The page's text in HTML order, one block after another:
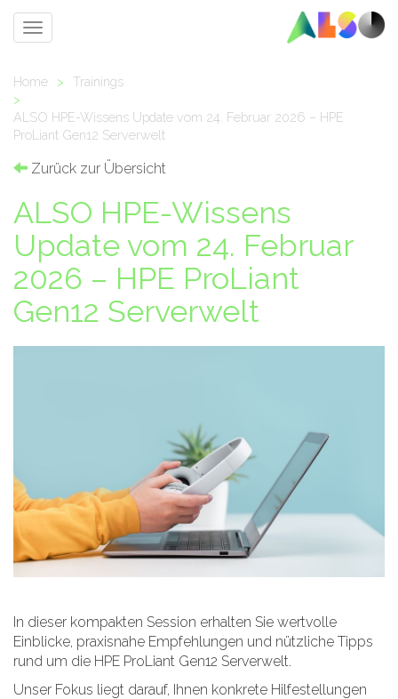
Toggle
Home >
Trainings
>
ALSO HPE-Wissens Update vom 24. Februar 2026 – HPE
ProLiant Gen12 Serverwelt
Zurück zur Übersicht
ALSO HPE-Wissens
Update vom 24. Februar
2026 – HPE ProLiant
Gen12 Serverwelt
In dieser kompakten Session erhalten Sie wertvolle
Einblicke, praxisnahe Empfehlungen und nützliche Tipps
rund um die HPE ProLiant Gen12 Serverwelt.
Unser Fokus liegt darauf, Ihnen konkrete Hilfestellungen